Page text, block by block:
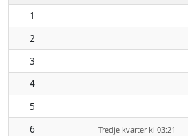
1
2
3
4
5
6
Tredje kvarter kl 03:21